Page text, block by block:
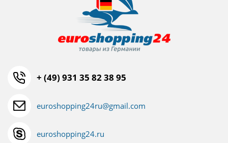
+ (49) 931 35 82 38 95
euroshopping24ru@gmail.com
euroshopping24.ru